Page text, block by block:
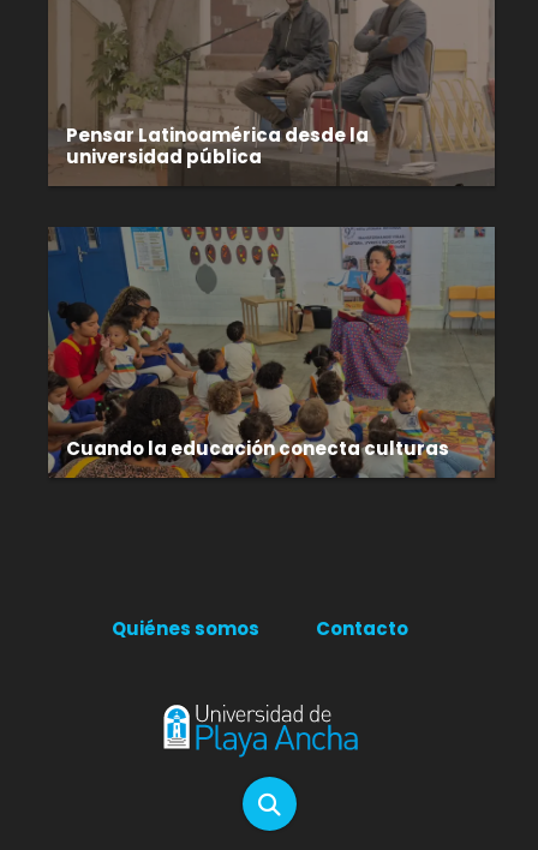
Pensar Latinoamérica desde la
universidad pública
Cuando la educación conecta culturas
Quiénes somos Contacto